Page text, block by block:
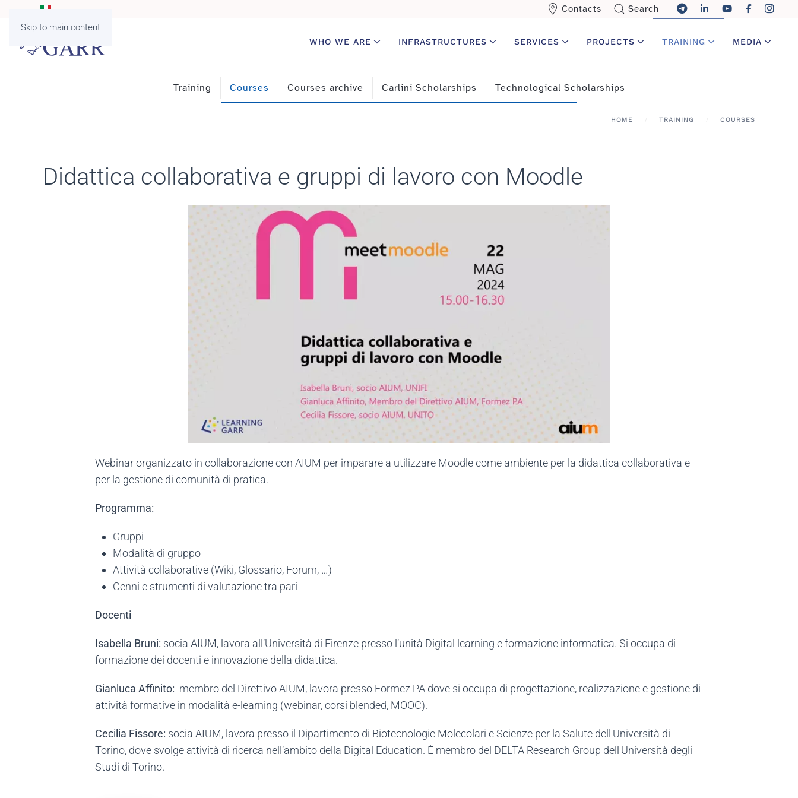
Skip to main content
Contacts Search
WHO WE ARE INFRASTRUCTURES SERVICES PROJECTS TRAINING MEDIA
Training Courses Courses archive Carlini Scholarships Technological Scholarships
HOME TRAINING COURSES
Didattica collaborativa e gruppi di lavoro con Moodle
Webinar organizzato in collaborazione con AIUM per imparare a utilizzare Moodle come ambiente per la didattica collaborativa e
per la gestione di comunità di pratica.
Programma:
Gruppi
Modalità di gruppo
Attività collaborative (Wiki, Glossario, Forum, …)
Cenni e strumenti di valutazione tra pari
Docenti
Isabella Bruni: socia AIUM, lavora all’Università di Firenze presso l’unità Digital learning e formazione informatica. Si occupa di
formazione dei docenti e innovazione della didattica.
Gianluca Affinito: membro del Direttivo AIUM, lavora presso Formez PA dove si occupa di progettazione, realizzazione e gestione di
attività formative in modalità e-learning (webinar, corsi blended, MOOC).
Cecilia Fissore: socia AIUM, lavora presso il Dipartimento di Biotecnologie Molecolari e Scienze per la Salute dell'Università di
Torino, dove svolge attività di ricerca nell’ambito della Digital Education. È membro del DELTA Research Group dell'Università degli
Studi di Torino.